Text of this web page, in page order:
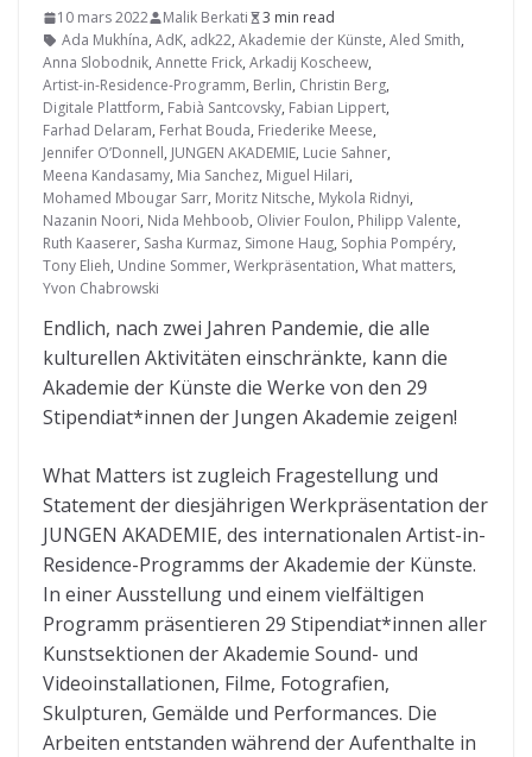
10 mars 2022 Malik Berkati
3 min read
Ada Mukhína, AdK, adk22, Akademie der Künste, Aled Smith,
Anna Slobodnik, Annette Frick, Arkadij Koscheew,
Artist-in-Residence-Programm, Berlin, Christin Berg,
Digitale Plattform, Fabià Santcovsky, Fabian Lippert,
Farhad Delaram, Ferhat Bouda, Friederike Meese,
Jennifer O’Donnell, JUNGEN AKADEMIE, Lucie Sahner,
Meena Kandasamy, Mia Sanchez, Miguel Hilari,
Mohamed Mbougar Sarr, Moritz Nitsche, Mykola Ridnyi,
Nazanin Noori, Nida Mehboob, Olivier Foulon, Philipp Valente,
Ruth Kaaserer, Sasha Kurmaz, Simone Haug, Sophia Pompéry,
Tony Elieh, Undine Sommer, Werkpräsentation, What matters,
Yvon Chabrowski
Endlich, nach zwei Jahren Pandemie, die alle
kulturellen Aktivitäten einschränkte, kann die
Akademie der Künste die Werke von den 29
Stipendiat*innen der Jungen Akademie zeigen!
What Matters ist zugleich Fragestellung und
Statement der diesjährigen Werkpräsentation der
JUNGEN AKADEMIE, des internationalen Artist-in-
Residence-Programms der Akademie der Künste.
In einer Ausstellung und einem vielfältigen
Programm präsentieren 29 Stipendiat*innen aller
Kunstsektionen der Akademie Sound- und
Videoinstallationen, Filme, Fotografien,
Skulpturen, Gemälde und Performances. Die
Arbeiten entstanden während der Aufenthalte in